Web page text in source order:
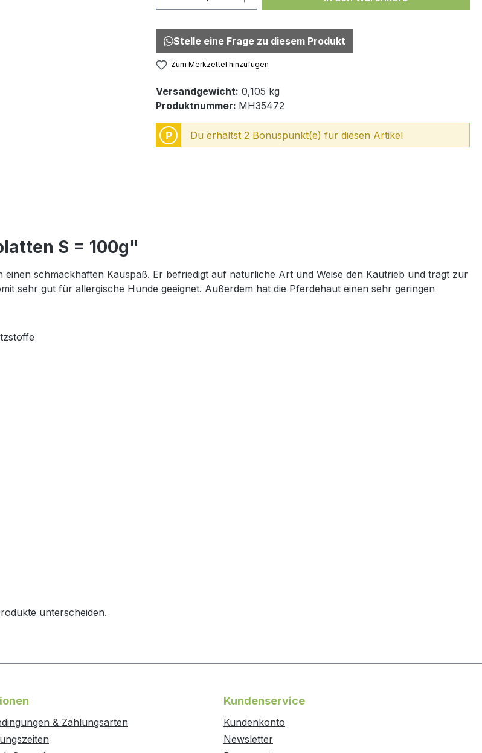
Stelle eine Frage zu diesem Produkt
Zum Merkzettel hinzufügen
Versandgewicht: 0,105 kg
Produktnummer: MH35472
P Du erhältst 2 Bonuspunkt(e) für diesen Artikel
S = 100g"
schmack­haften Kauspaß. Er befriedigt auf natürliche Art und Weise den Kautrieb und trägt zur
sehr gut für allergische Hunde geeignet. Außerdem hat die Pferdehaut einen sehr geringen
unterscheiden.
& Zahlungsarten
Kundenservice
Kundenkonto
Newsletter